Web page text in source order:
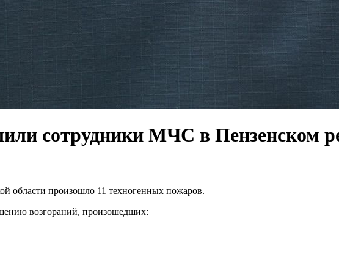
сотрудники МЧС в Пензенском
области произошло 11 техногенных пожаров.
возгораний, произошедших: